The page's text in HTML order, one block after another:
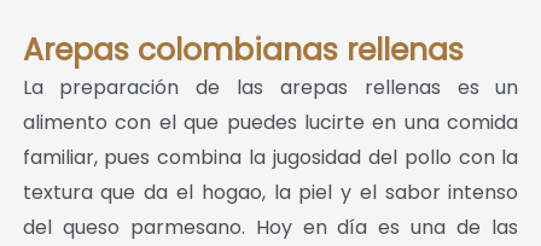
Arepas colombianas rellenas
La preparación de las arepas rellenas es un
alimento con el que puedes lucirte en una comida
familiar, pues combina la jugosidad del pollo con la
textura que da el hogao, la piel y el sabor intenso
del queso parmesano. Hoy en día es una de las